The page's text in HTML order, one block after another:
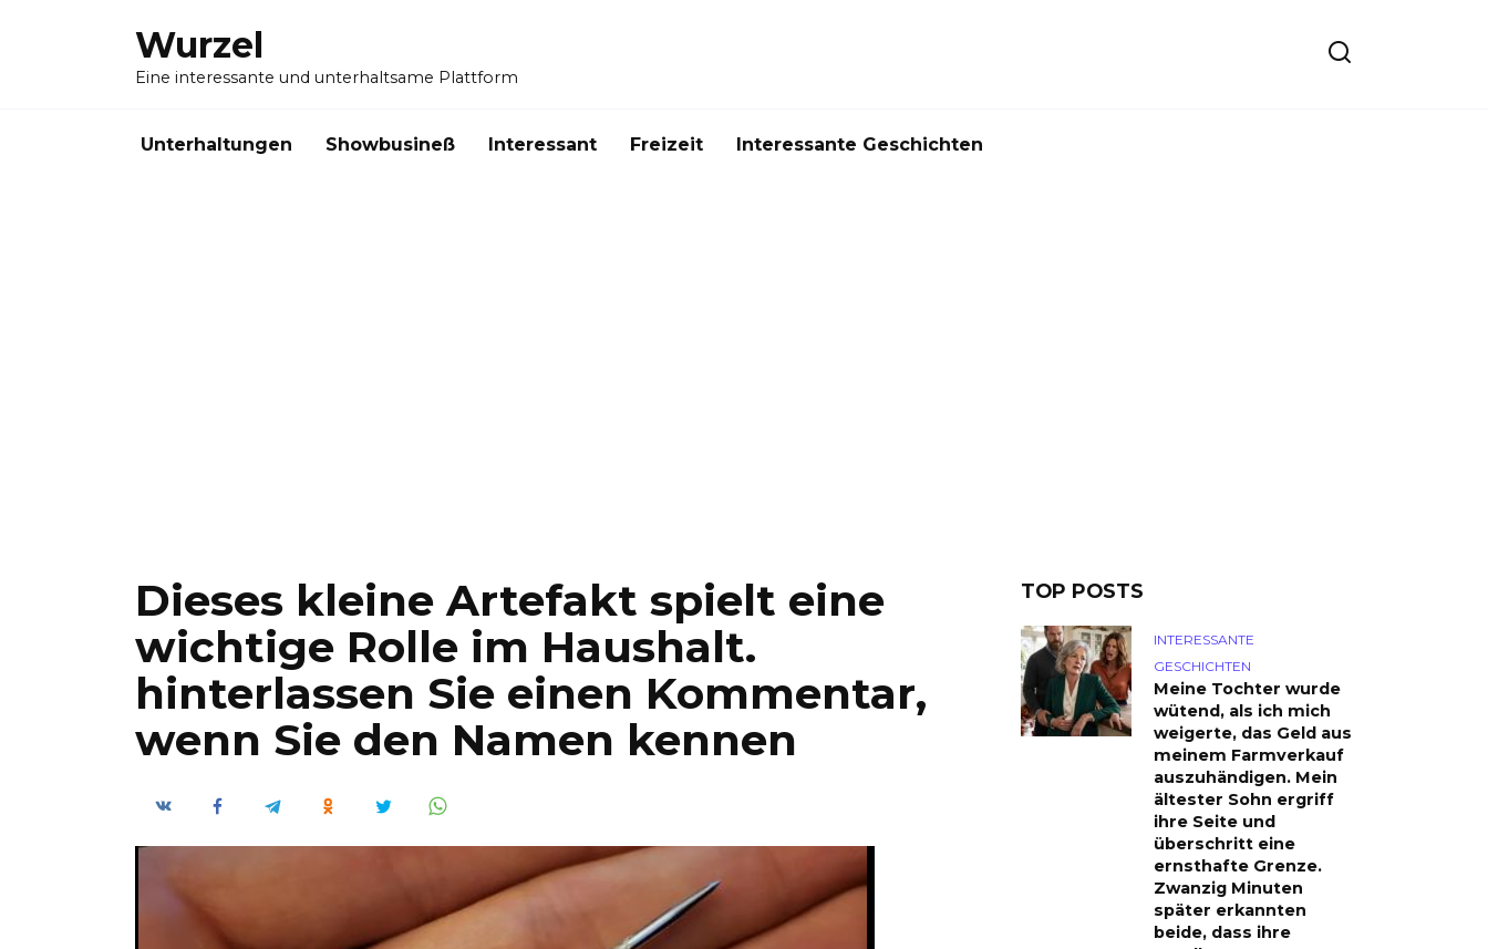
Wurzel
Eine interessante und unterhaltsame Plattform
Unterhaltungen Showbusineß Interessant Freizeit Interessante Geschichten
Dieses kleine Artefakt spielt eine
wichtige Rolle im Haushalt.
hinterlassen Sie einen Kommentar,
wenn Sie den Namen kennen
TOP POSTS
INTERESSANTE
GESCHICHTEN
Meine Tochter wurde
wütend, als ich mich
weigerte, das Geld aus
meinem Farmverkauf
auszuhändigen. Mein
ältester Sohn ergriff
ihre Seite und
überschritt eine
ernsthafte Grenze.
Zwanzig Minuten
später erkannten
beide, dass ihre